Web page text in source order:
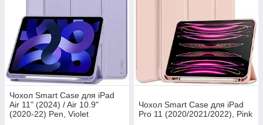
Чохол Smart Case для iPad
Air 11" (2024) / Air 10.9"
(2020-22) Pen, Violet
Чохол Smart Case для iPad
Pro 11 (2020/2021/2022), Pink